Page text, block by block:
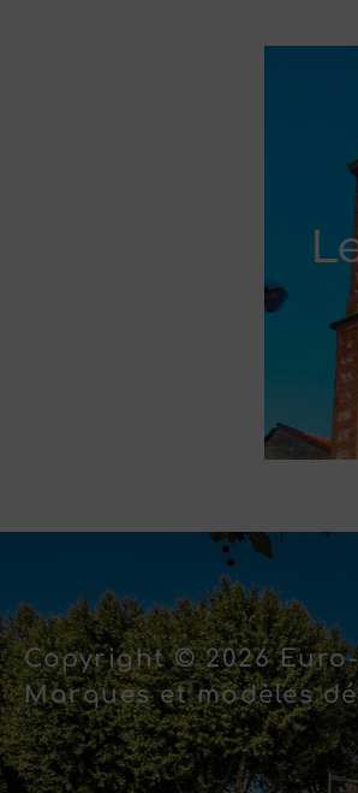
Copyright © 2026
Marques et modèles